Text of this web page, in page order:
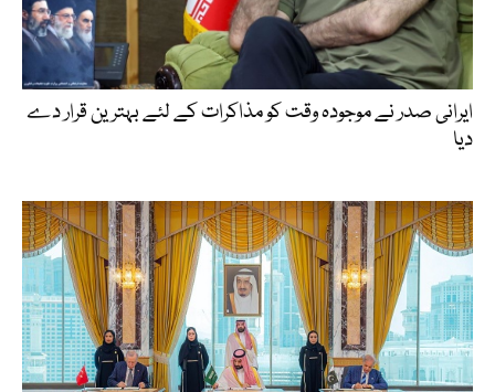
ایرانی صدر نے موجودہ وقت کو مذاکرات کے لئے بہترین قرار دے
دیا